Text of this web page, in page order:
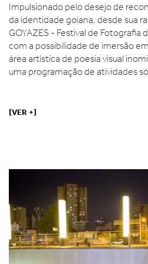
Impulsionado pelo desejo de
da identidade goiana, desde sua
GOYAZES - Festival de Fotografia
com a possibilidade de imersão
área artística de poesia visual
uma programação de atividades
[VER +]